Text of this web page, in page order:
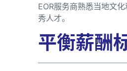
EOR服务商熟悉当地文
秀人才。
平衡薪酬